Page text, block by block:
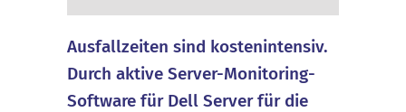
Ausfallzeiten sind kostenintensiv.
Durch aktive Server-Monitoring-
Software für Dell Server für die